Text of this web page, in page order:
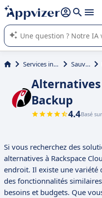
répondre (plusieurs lignes avec
L'IA de Appvizer vous guide
logiciel SaaS en entreprise.
Services informatiques Sauvegarde
Alternatives
Backup
4.4Basé sur
Si vous recherchez des
alternatives à Rackspace
endroit. Il existe une variété
des fonctionnalités
besoins et budgets. Que